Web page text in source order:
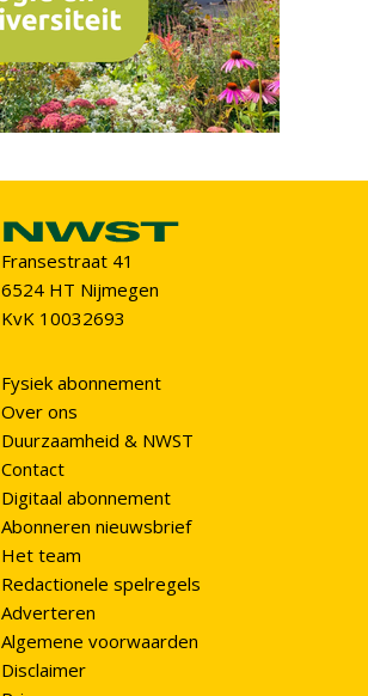
Fransestraat 41
6524 HT Nijmegen
KvK 10032693
Fysiek abonnement
Over ons
Duurzaamheid & NWST
Contact
Digitaal abonnement
Abonneren nieuwsbrief
Het team
Redactionele spelregels
Adverteren
Algemene voorwaarden
Disclaimer